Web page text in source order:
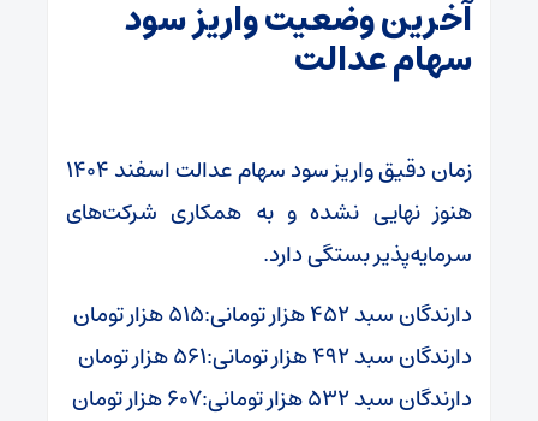
آخرین وضعیت واریز سود
سهام عدالت
زمان دقیق واریز سود سهام عدالت اسفند ۱۴۰۴
هنوز نهایی نشده و به همکاری شرکت‌های
سرمایه‌پذیر بستگی دارد.
دارندگان سبد ۴۵۲ هزار تومانی:۵۱۵ هزار تومان
دارندگان سبد ۴۹۲ هزار تومانی:۵۶۱ هزار تومان
دارندگان سبد ۵۳۲ هزار تومانی:۶۰۷ هزار تومان